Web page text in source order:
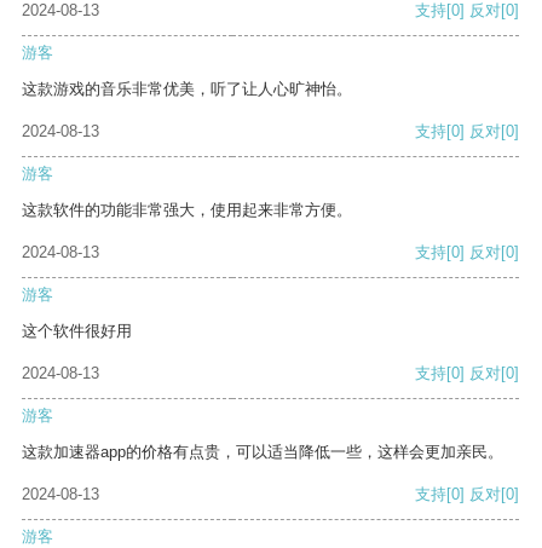
2024-08-13 支持[0] 反对[0]
游客
这款游戏的音乐非常优美，听了让人心旷神怡。
2024-08-13 支持[0] 反对[0]
游客
这款软件的功能非常强大，使用起来非常方便。
2024-08-13 支持[0] 反对[0]
游客
这个软件很好用
2024-08-13 支持[0] 反对[0]
游客
这款加速器app的价格有点贵，可以适当降低一些，这样会更加亲民。
2024-08-13 支持[0] 反对[0]
游客